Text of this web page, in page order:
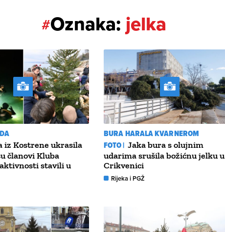
#Oznaka: jelka
iz Kostrene ukrasila
članovi Kluba
stavili u
BURA HARALA KVARNEROM
FOTO | Jaka bura s olujnim
udarima srušila božićnu jelku u
Crikvenici
Rijeka i PGŽ